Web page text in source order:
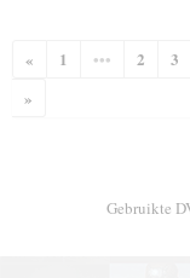
« 1 ••• 2 3
»
Gebruikte